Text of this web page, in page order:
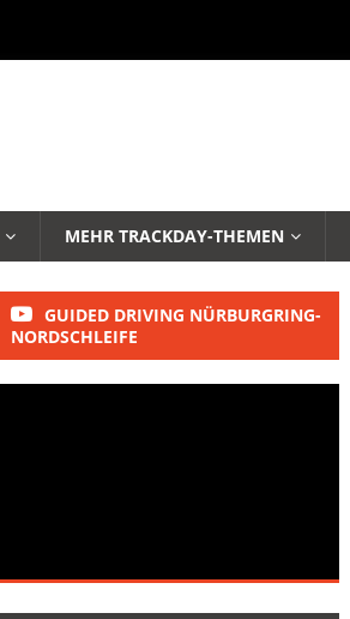
MEHR TRACKDAY-THEMEN
GUIDED DRIVING NÜRBURGRING-
NORDSCHLEIFE